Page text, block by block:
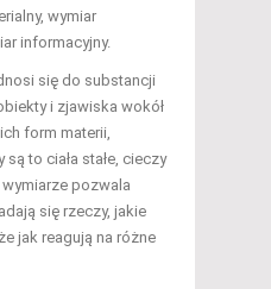
wymiar
informacyjny.
się do substancji
i zjawiska wokół
form materii,
to ciała stałe, cieczy
pozwala
się rzeczy, jakie
jak reagują na różne